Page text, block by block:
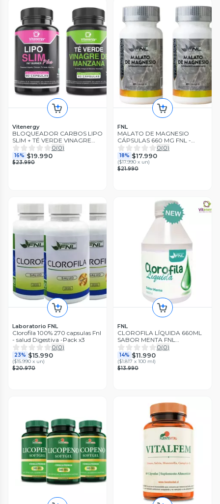
Vitenergy
BLOQUEADOR CARBOS LIPO
SLIM + TÉ VERDE VINAGRE
MANZANA | VITENERGY- PACK
0(0)
16% $19.990
$23.990
FNL
MALATO DE MAGNESIO
CÁPSULAS 660 MG FNL -
PACK x2
0(0)
18% $17.990
($17.990 x un)
$21.990
Laboratorio FNL
Clorofila 100% 270 capsulas Fnl
- salud Digestiva -Pack x3
0(0)
23% $15.990
($15.990 x un)
$20.970
FNL
CLOROFILA LÍQUIDA 660ML
SABOR MENTA FNL
DESINTOXICANTE
0(0)
14% $11.990
($1.817 x 100 ml)
$13.990